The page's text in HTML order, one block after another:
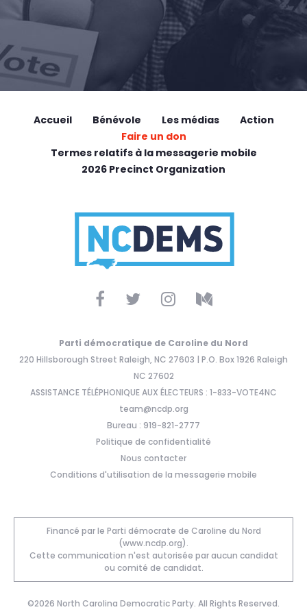
Accueil Bénévole Les médias
Action
Faire un don
Termes relatifs à la messagerie mobile
2026 Precinct Organization
Parti démocratique de Caroline du Nord
220 Hillsborough Street Raleigh, NC 27603 | P.O. Box 1926 Raleigh
NC 27602
ASSISTANCE TÉLÉPHONIQUE AUX ÉLECTEURS : 1-833-VOTE4NC
team@ncdp.org
Bureau : 919-821-2777
Politique de confidentialité
Nous contacter
Conditions d'utilisation de la messagerie mobile
Financé par le Parti démocrate de Caroline du Nord
(www.ncdp.org).
Cette communication n'est autorisée par aucun candidat
ou comité de candidat.
©2026 North Carolina Democratic Party. All Rights Reserved.